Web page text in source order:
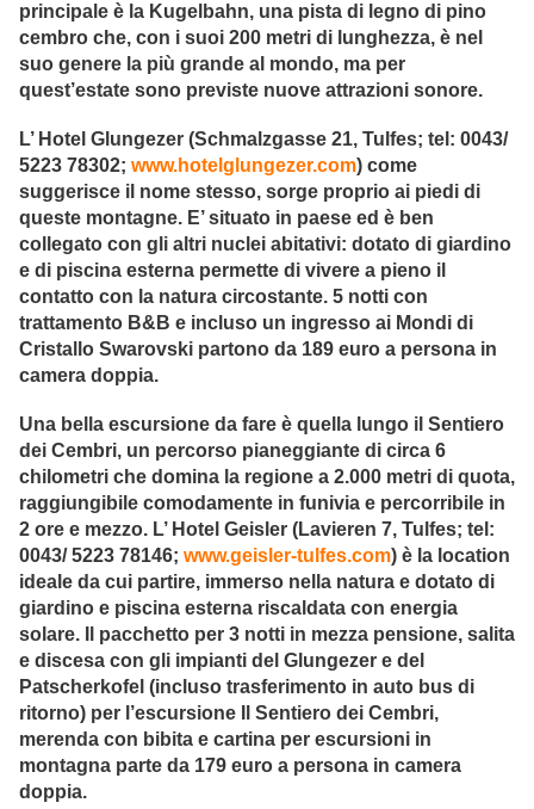
principale è la Kugelbahn, una pista di legno di pino
cembro che, con i suoi 200 metri di lunghezza, è nel
suo genere la più grande al mondo, ma per
quest’estate sono previste nuove attrazioni sonore.
L’ Hotel Glungezer (Schmalzgasse 21, Tulfes; tel: 0043/
5223 78302; www.hotelglungezer.com) come
suggerisce il nome stesso, sorge proprio ai piedi di
queste montagne. E’ situato in paese ed è ben
collegato con gli altri nuclei abitativi: dotato di giardino
e di piscina esterna permette di vivere a pieno il
contatto con la natura circostante. 5 notti con
trattamento B&B e incluso un ingresso ai Mondi di
Cristallo Swarovski partono da 189 euro a persona in
camera doppia.
Una bella escursione da fare è quella lungo il Sentiero
dei Cembri, un percorso pianeggiante di circa 6
chilometri che domina la regione a 2.000 metri di quota,
raggiungibile comodamente in funivia e percorribile in
2 ore e mezzo. L’ Hotel Geisler (Lavieren 7, Tulfes; tel:
0043/ 5223 78146; www.geisler-tulfes.com) è la location
ideale da cui partire, immerso nella natura e dotato di
giardino e piscina esterna riscaldata con energia
solare. Il pacchetto per 3 notti in mezza pensione, salita
e discesa con gli impianti del Glungezer e del
Patscherkofel (incluso trasferimento in auto bus di
ritorno) per l’escursione Il Sentiero dei Cembri,
merenda con bibita e cartina per escursioni in
montagna parte da 179 euro a persona in camera
doppia.